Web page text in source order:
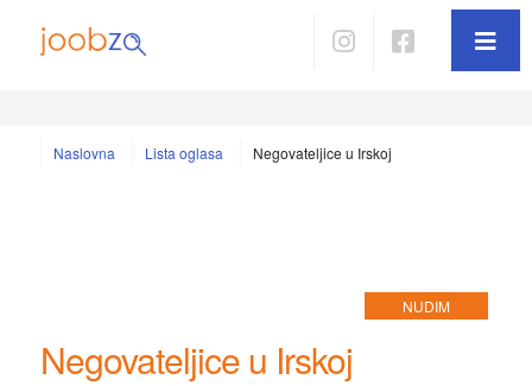
Naslovna Lista oglasa Negovateljice u Irskoj
NUDIM
Negovateljice u Irskoj